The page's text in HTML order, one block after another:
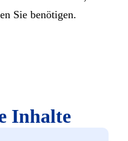
Sie benötigen.
Inhalte